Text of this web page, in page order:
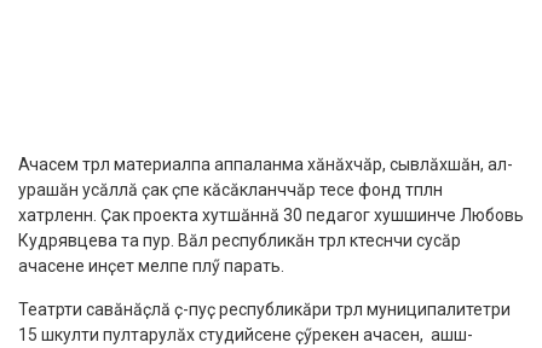
Ачасем тӗрлӗ материалпа аппаланма хӑнӑхчӑр, сывлӑхшӑн, ал-
урашӑн усӑллӑ ҫак ӗҫпе кӑсӑкланччӑр тесе фонд тӗплӗн
хатӗрленнӗ. Ҫак проекта хутшӑннӑ 30 педагог хушшинче Любовь
Кудрявцева та пур. Вӑл республикӑн тӗрлӗ кӗтесӗнчи сусӑр
ачасене инҫет мелпе пӗлӳ парать.
Театрти савӑнӑҫлӑ ӗҫ-пуҫ республикӑри тӗрлӗ муниципалитетри
15 шкулти пултарулӑх студийӗсене ҫӳрекен ачасен, ашшӗ-